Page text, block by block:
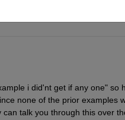
i did'nt get if any one" so
none of the prior examples
talk you through this over